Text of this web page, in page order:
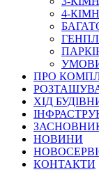
4-
ПРО
ХІД
НОВИНИ
КОНТАКТИ